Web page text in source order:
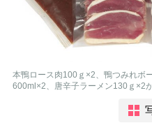
本鴨ロース肉100ｇ×2、鴨つみれボ
600ml×2、唐辛子ラーメン130ｇ×2